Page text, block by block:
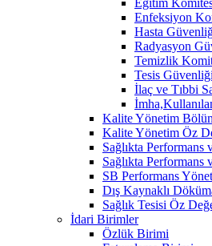
Enfeksiyon
Hasta
Radyasyon
Temizlik
Tesis
İlaç ve Tıbbi
Kalite Yönetim
Kalite Yönetim Öz
Sağlıkta Performans
Sağlıkta
SB Performans
Dış Kaynaklı
Sağlık Tesisi Öz
İdari Birimler
Özlük Birimi